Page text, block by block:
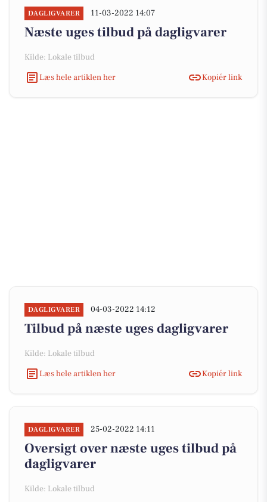
DAGLIGVARER 11-03-2022 14:07
Næste uges tilbud på dagligvarer
Kilde: Lokale tilbud
Læs hele artiklen her
Kopiér link
DAGLIGVARER 04-03-2022 14:12
Tilbud på næste uges dagligvarer
Kilde: Lokale tilbud
Læs hele artiklen her
Kopiér link
DAGLIGVARER 25-02-2022 14:11
Oversigt over næste uges tilbud på
dagligvarer
Kilde: Lokale tilbud